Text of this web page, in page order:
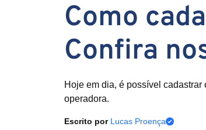
Como
Confira
Hoje em dia, é possível
operadora.
Escrito por Lucas Proença